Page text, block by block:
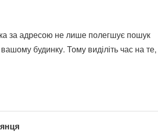
за адресою не лише полегшує пошук
будинку. Тому виділіть час на те,